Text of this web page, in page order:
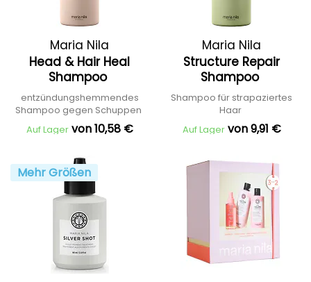
Maria Nila
Head & Hair Heal
Shampoo
entzündungshemmendes
Shampoo gegen Schuppen
Auf Lager von 10,58 €
Maria Nila
Structure Repair
Shampoo
Shampoo für strapaziertes
Haar
Auf Lager von 9,91 €
Mehr Größen